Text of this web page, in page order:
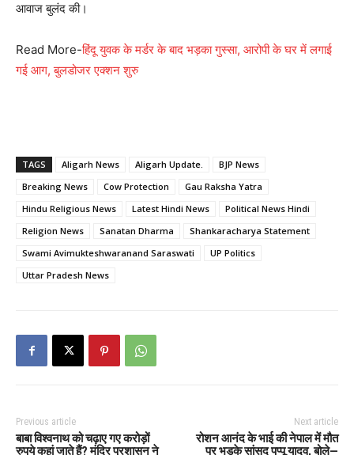
आवाज बुलंद की।
Read More-हिंदू युवक के मर्डर के बाद भड़का गुस्सा, आरोपी के घर में लगाई
गई आग, बुलडोजर एक्शन शुरु
TAGS Aligarh News Aligarh Update.
BJP News
Breaking News
Cow Protection
Gau Raksha Yatra
Hindu Religious News
Latest Hindi News
Political News Hindi
Religion News
Sanatan Dharma
Shankaracharya Statement
Swami Avimukteshwaranand Saraswati
UP Politics
Uttar Pradesh News
Previous article
बाबा विश्वनाथ को चढ़ाए गए करोड़ों
रुपये कहां जाते हैं? मंदिर प्रशासन ने
Next article
रोशन आनंद के भाई की नेपाल में मौत
पर भड़के सांसद पप्पू यादव, बोले—